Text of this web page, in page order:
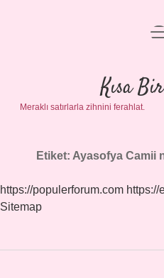
Gizlilik
Yasal
Kısa
Meraklı satırlarla zihnini ferahlat.
Etiket: Ayasofya Camii
https://populerforum.com https://
Sitemap